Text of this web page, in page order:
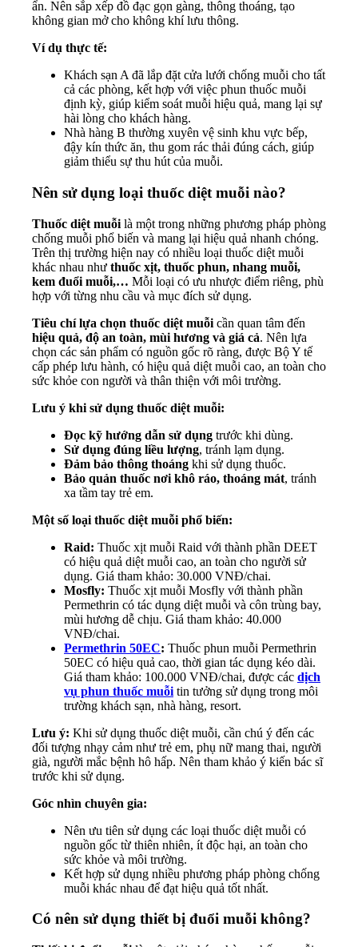
ẩn. Nên sắp xếp đồ đạc gọn gàng, thông thoáng, tạo
không gian mở cho không khí lưu thông.
Ví dụ thực tế:
Khách sạn A đã lắp đặt cửa lưới chống muỗi cho tất
cả các phòng, kết hợp với việc phun thuốc muỗi
định kỳ, giúp kiểm soát muỗi hiệu quả, mang lại sự
hài lòng cho khách hàng.
Nhà hàng B thường xuyên vệ sinh khu vực bếp,
đậy kín thức ăn, thu gom rác thải đúng cách, giúp
giảm thiểu sự thu hút của muỗi.
Nên sử dụng loại thuốc diệt muỗi nào?
Thuốc diệt muỗi là một trong những phương pháp phòng
chống muỗi phổ biến và mang lại hiệu quả nhanh chóng.
Trên thị trường hiện nay có nhiều loại thuốc diệt muỗi
khác nhau như thuốc xịt, thuốc phun, nhang muỗi,
kem đuổi muỗi,… Mỗi loại có ưu nhược điểm riêng, phù
hợp với từng nhu cầu và mục đích sử dụng.
Tiêu chí lựa chọn thuốc diệt muỗi cần quan tâm đến
hiệu quả, độ an toàn, mùi hương và giá cả. Nên lựa
chọn các sản phẩm có nguồn gốc rõ ràng, được Bộ Y tế
cấp phép lưu hành, có hiệu quả diệt muỗi cao, an toàn cho
sức khỏe con người và thân thiện với môi trường.
Lưu ý khi sử dụng thuốc diệt muỗi:
Đọc kỹ hướng dẫn sử dụng trước khi dùng.
Sử dụng đúng liều lượng, tránh lạm dụng.
Đảm bảo thông thoáng khi sử dụng thuốc.
Bảo quản thuốc nơi khô ráo, thoáng mát, tránh
xa tầm tay trẻ em.
Một số loại thuốc diệt muỗi phổ biến:
Raid: Thuốc xịt muỗi Raid với thành phần DEET
có hiệu quả diệt muỗi cao, an toàn cho người sử
dụng. Giá tham khảo: 30.000 VNĐ/chai.
Mosfly: Thuốc xịt muỗi Mosfly với thành phần
Permethrin có tác dụng diệt muỗi và côn trùng bay,
mùi hương dễ chịu. Giá tham khảo: 40.000
VNĐ/chai.
Permethrin 50EC: Thuốc phun muỗi Permethrin
50EC có hiệu quả cao, thời gian tác dụng kéo dài.
Giá tham khảo: 100.000 VNĐ/chai, được các dịch
vụ phun thuốc muỗi tin tưởng sử dụng trong môi
trường khách sạn, nhà hàng, resort.
Lưu ý: Khi sử dụng thuốc diệt muỗi, cần chú ý đến các
đối tượng nhạy cảm như trẻ em, phụ nữ mang thai, người
già, người mắc bệnh hô hấp. Nên tham khảo ý kiến bác sĩ
trước khi sử dụng.
Góc nhìn chuyên gia:
Nên ưu tiên sử dụng các loại thuốc diệt muỗi có
nguồn gốc từ thiên nhiên, ít độc hại, an toàn cho
sức khỏe và môi trường.
Kết hợp sử dụng nhiều phương pháp phòng chống
muỗi khác nhau để đạt hiệu quả tốt nhất.
Có nên sử dụng thiết bị đuổi muỗi không?